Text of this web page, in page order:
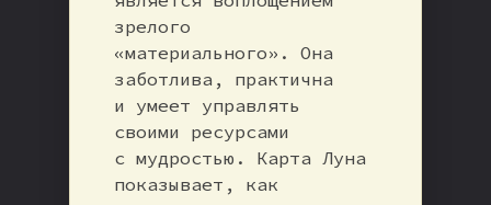
зрелого
«материального». Она
заботлива, практична
и умеет управлять
своими ресурсами
с мудростью. Карта Луна
показывает, как